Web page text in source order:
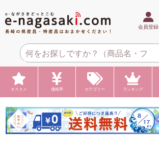
会員登録
オススメ 価格帯 カテゴリー ランキング